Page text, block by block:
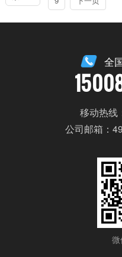
全
移动热线
公司邮箱：